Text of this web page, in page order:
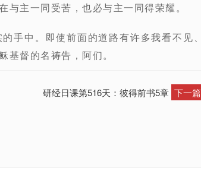
主一同受苦，也必与主一同得荣耀。
手中。即使前面的道路有许多我看不见、
督的名祷告，阿们。
研经日课第516天：彼得前书5章 下一篇